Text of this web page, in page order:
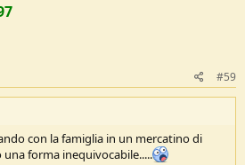
#59
con la famiglia in un mercatino di
forma inequivocabile.....